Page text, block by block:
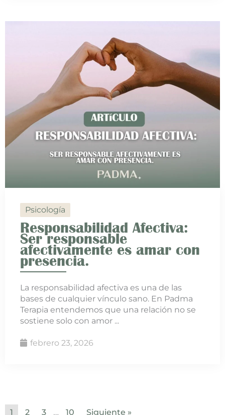
Psicología
Responsabilidad Afectiva:
Ser responsable
afectivamente es amar con
presencia.
La responsabilidad afectiva es una de las
bases de cualquier vínculo sano. En Padma
Terapia entendemos que una relación no se
sostiene solo con amor ...
febrero 23, 2026
1 2 3 … 10 Siguiente »